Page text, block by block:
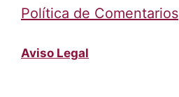
Política de Comentarios
Aviso Legal